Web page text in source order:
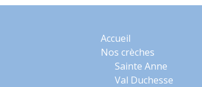
Accueil
Nos crèches
Sainte Anne
Val Duchesse